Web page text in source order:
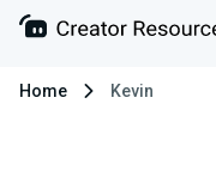
Home Kevin